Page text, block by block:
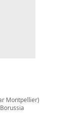
Montpellier)